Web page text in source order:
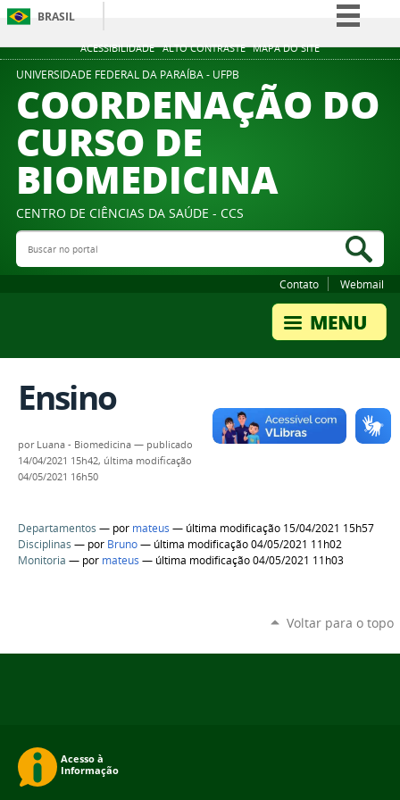
ACESSIBILIDADE ALTO CONTRASTE MAPA DO SITE
BRASIL
Simplifique!
Participe
Acesso à informação
Canais
UNIVERSIDADE FEDERAL DA PARAÍBA - UFPB
COORDENAÇÃO DO
CURSO DE
BIOMEDICINA
CENTRO DE CIÊNCIAS DA SAÚDE - CCS
Buscar no portal
Contato Webmail
Ensino
por Luana - Biomedicina — publicado
14/04/2021 15h42, última modificação
04/05/2021 16h50
Departamentos — por mateus — última modificação 15/04/2021 15h57
Disciplinas — por Bruno— última modificação 04/05/2021 11h02
Monitoria — por mateus — última modificação 04/05/2021 11h03
Voltar para o topo